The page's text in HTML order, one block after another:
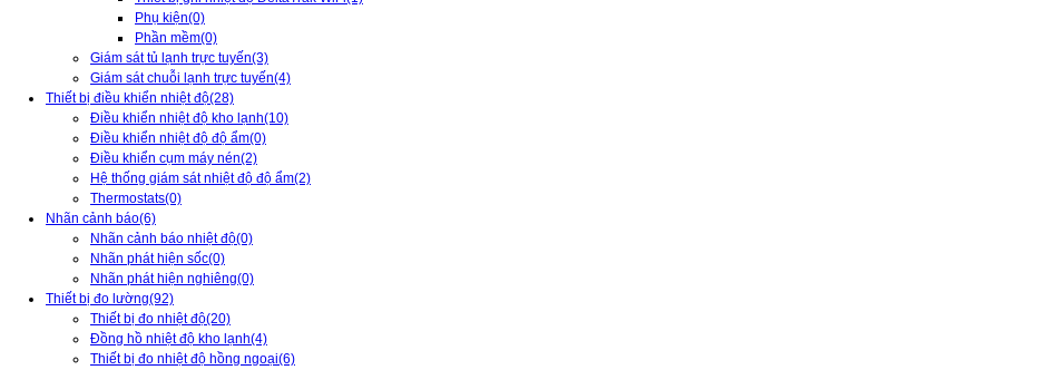
Phụ kiện(0)
Phần mềm(0)
Giám sát tủ lạnh trực tuyến(3)
Giám sát chuỗi lạnh trực tuyến(4)
Thiết bị điều khiển nhiệt độ(28)
Điều khiển nhiệt độ kho lạnh(10)
Điều khiển nhiệt độ độ ẩm(0)
Điều khiển cụm máy nén(2)
Hệ thống giám sát nhiệt độ độ ẩm(2)
Thermostats(0)
Nhãn cảnh báo(6)
Nhãn cảnh báo nhiệt độ(0)
Nhãn phát hiện sốc(0)
Nhãn phát hiện nghiêng(0)
Thiết bị đo lường(92)
Thiết bị đo nhiệt độ(20)
Đồng hồ nhiệt độ kho lạnh(4)
Thiết bị đo nhiệt độ hồng ngoại(6)